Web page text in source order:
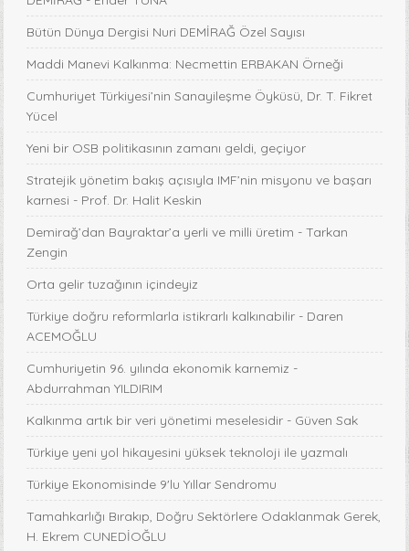
Bütün Dünya Dergisi Nuri DEMİRAĞ Özel Sayısı
Maddi Manevi Kalkınma: Necmettin ERBAKAN Örneği
Cumhuriyet Türkiyesi’nin Sanayileşme Öyküsü, Dr. T. Fikret
Yücel
Yeni bir OSB politikasının zamanı geldi, geçiyor
Stratejik yönetim bakış açısıyla IMF’nin misyonu ve başarı
karnesi - Prof. Dr. Halit Keskin
Demirağ’dan Bayraktar’a yerli ve milli üretim - Tarkan
Zengin
Orta gelir tuzağının içindeyiz
Türkiye doğru reformlarla istikrarlı kalkınabilir - Daren
ACEMOĞLU
Cumhuriyetin 96. yılında ekonomik karnemiz -
Abdurrahman YILDIRIM
Kalkınma artık bir veri yönetimi meselesidir - Güven Sak
Türkiye yeni yol hikayesini yüksek teknoloji ile yazmalı
Türkiye Ekonomisinde 9'lu Yıllar Sendromu
Tamahkarlığı Bırakıp, Doğru Sektörlere Odaklanmak Gerek,
H. Ekrem CUNEDİOĞLU